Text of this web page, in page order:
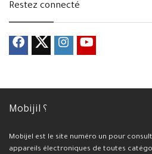
Restez connecté
Mobijil ؟
Mobijel est le site numéro un pour
appareils électroniques de toutes